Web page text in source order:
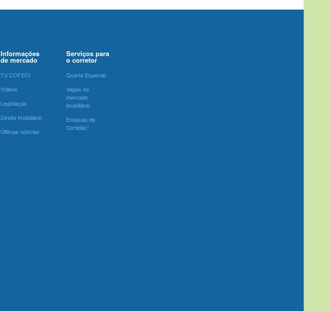
Informações
de mercado
TV COFECI
Vídeos
Legislação
Direito Imobiliário
Últimas notícias
Serviços para
o corretor
Quarta Especial
Vagas no
mercado
imobiliário
Emissão de
Certidão*